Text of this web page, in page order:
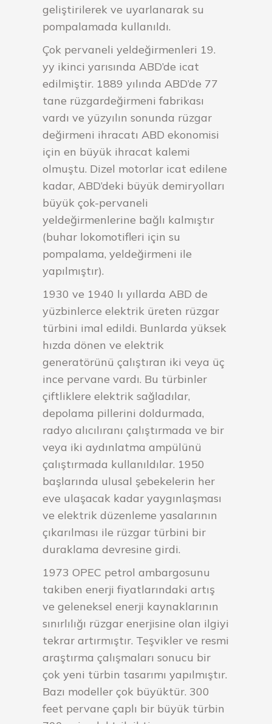
geliştirilerek ve uyarlanarak su
pompalamada kullanıldı.
Çok pervaneli yeldeğirmenleri 19.
yy ikinci yarısında ABD’de icat
edilmiştir. 1889 yılında ABD’de 77
tane rüzgardeğirmeni fabrikası
vardı ve yüzyılın sonunda rüzgar
değirmeni ihracatı ABD ekonomisi
için en büyük ihracat kalemi
olmuştu. Dizel motorlar icat edilene
kadar, ABD’deki büyük demiryolları
büyük çok-pervaneli
yeldeğirmenlerine bağlı kalmıştır
(buhar lokomotifleri için su
pompalama, yeldeğirmeni ile
yapılmıştır).
1930 ve 1940 lı yıllarda ABD de
yüzbinlerce elektrik üreten rüzgar
türbini imal edildi. Bunlarda yüksek
hızda dönen ve elektrik
generatörünü çalıştıran iki veya üç
ince pervane vardı. Bu türbinler
çiftliklere elektrik sağladılar,
depolama pillerini doldurmada,
radyo alıcılıranı çalıştırmada ve bir
veya iki aydınlatma ampülünü
çalıştırmada kullanıldılar. 1950
başlarında ulusal şebekelerin her
eve ulaşacak kadar yaygınlaşması
ve elektrik düzenleme yasalarının
çıkarılması ile rüzgar türbini bir
duraklama devresine girdi.
1973 OPEC petrol ambargosunu
takiben enerji fiyatlarındaki artış
ve geleneksel enerji kaynaklarının
sınırlılığı rüzgar enerjisine olan ilgiyi
tekrar artırmıştır. Teşvikler ve resmi
araştırma çalışmaları sonucu bir
çok yeni türbin tasarımı yapılmıştır.
Bazı modeller çok büyüktür. 300
feet pervane çaplı bir büyük türbin